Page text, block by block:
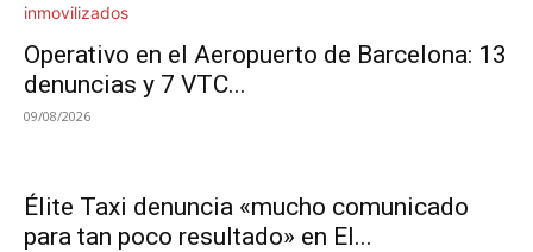
Operativo en el Aeropuerto de Barcelona: 13
denuncias y 7 VTC...
09/08/2026
Élite Taxi denuncia «mucho comunicado
para tan poco resultado» en El...